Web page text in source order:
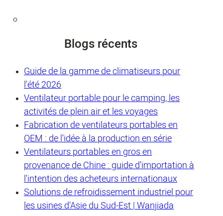
Blogs récents
Guide de la gamme de climatiseurs pour
l'été 2026
Ventilateur portable pour le camping, les
activités de plein air et les voyages
Fabrication de ventilateurs portables en
OEM : de l'idée à la production en série
Ventilateurs portables en gros en
provenance de Chine : guide d'importation à
l'intention des acheteurs internationaux
Solutions de refroidissement industriel pour
les usines d'Asie du Sud-Est | Wanjiada